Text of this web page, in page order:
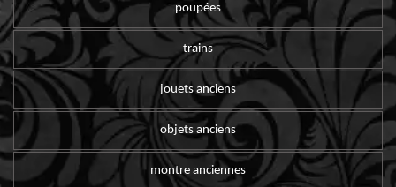
poupées
trains
jouets anciens
objets anciens
montre anciennes